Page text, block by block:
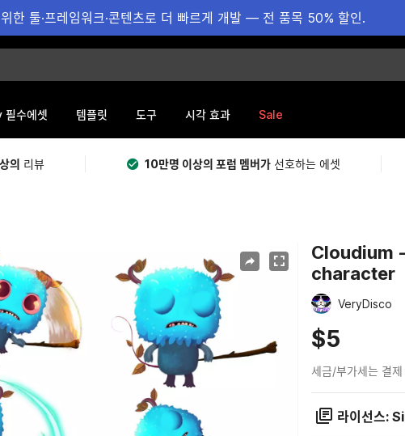
한 툴·프레임워크·콘텐츠로 더 빠르게 개발 — 전 품목 50% 할인.
수에셋 템플릿 도구 시각 효과 Sale
의 리뷰 10만명 이상의 포럼 멤버가 선호하는 에셋
Cloudium
character
VeryDisco
$5
세금/부가세는 결
라이선스: